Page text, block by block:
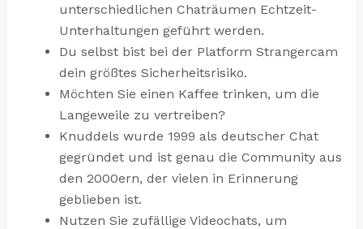
unterschiedlichen Chaträumen Echtzeit-
Unterhaltungen geführt werden.
Du selbst bist bei der Platform Strangercam
dein größtes Sicherheitsrisiko.
Möchten Sie einen Kaffee trinken, um die
Langeweile zu vertreiben?
Knuddels wurde 1999 als deutscher Chat
gegründet und ist genau die Community aus
den 2000ern, der vielen in Erinnerung
geblieben ist.
Nutzen Sie zufällige Videochats, um